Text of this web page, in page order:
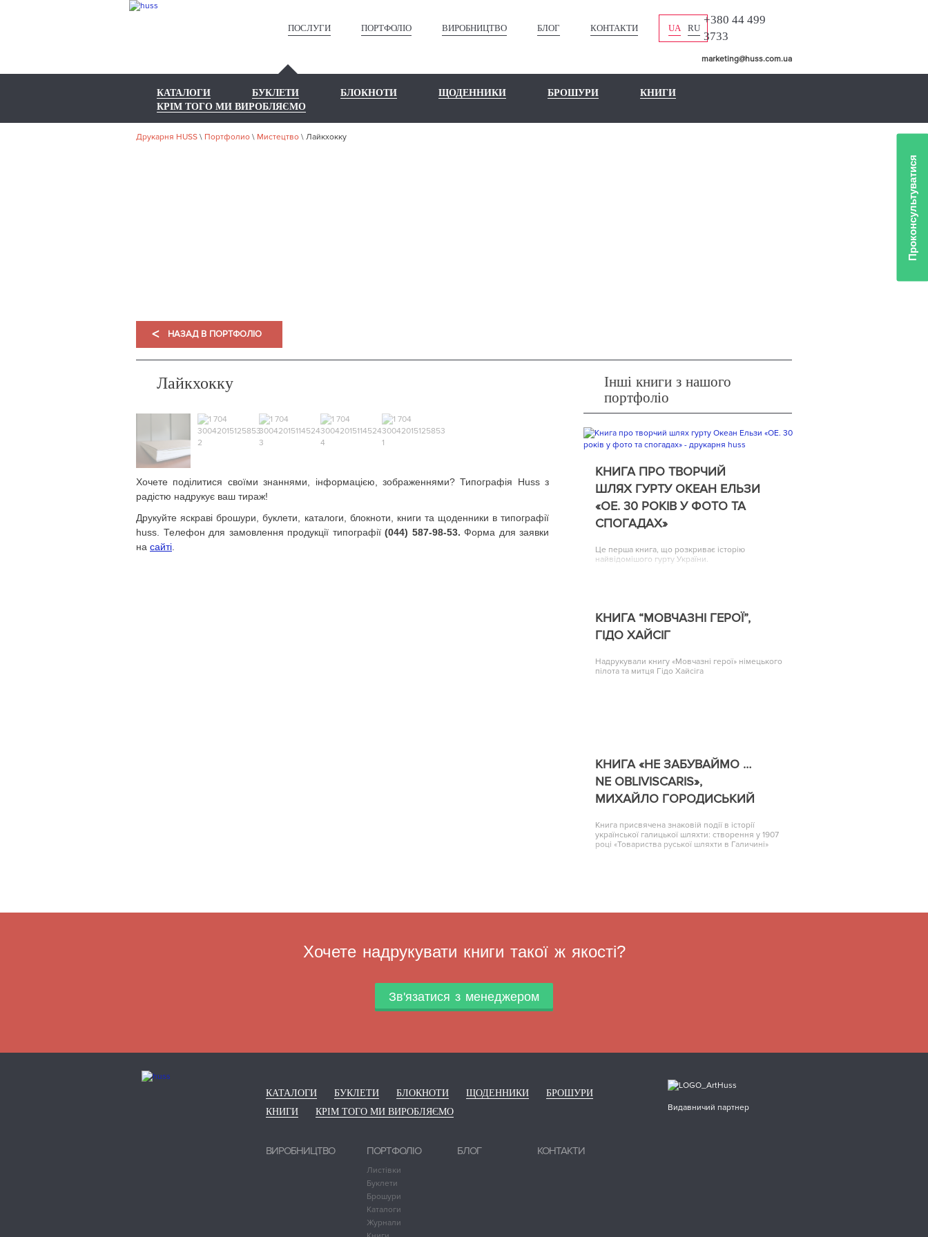
ПОСЛУГИ ПОРТФОЛІО ВИРОБНИЦТВО БЛОГ КОНТАКТИ UA RU
+380 44 499
3733
marketing@huss.com.ua
КАТАЛОГИ БУКЛЕТИ БЛОКНОТИ ЩОДЕННИКИ БРОШУРИ
КНИГИ
КРІМ ТОГО МИ ВИРОБЛЯЄМО
Друкарня HUSS \ Портфолио \ Мистецтво \ Лайкхокку
< НАЗАД В ПОРТФОЛІО
Лайкхокку
Хочете поділитися своїми знаннями, інформацією, зображеннями? Типографія Huss з
радістю надрукує ваш тираж!
Друкуйте яскраві брошури, буклети, каталоги, блокноти, книги та щоденники в типографії
huss. Телефон для замовлення продукції типографії(044) 587-98-53. Форма для заявки
на сайті
Інші книги з нашого
портфоліо
КНИГА ПРО ТВОРЧИЙ
ШЛЯХ ГУРТУ ОКЕАН ЕЛЬЗИ
«ОЕ. 30 РОКІВ У ФОТО ТА
СПОГАДАХ»
Це перша книга, що розкриває історію
найвідомішого гурту України.
КНИГА “МОВЧАЗНІ ГЕРОЇ”,
ГІДО ХАЙСІГ
Надрукували книгу «Мовчазні герої» німецького
пілота та митця Гідо Хайсіга
КНИГА «НЕ ЗАБУВАЙМО …
NE OBLIVISCARIS»,
МИХАЙЛО ГОРОДИСЬКИЙ
Книга присвячена знаковій події в історії
української галицької шляхти: створення у 1907
році «Товариства руської шляхти в Галичині»
Хочете надрукувати книги такої ж якості?
Зв'язатися з менеджером
Проконсультуватися
КАТАЛОГИ БУКЛЕТИ БЛОКНОТИ ЩОДЕННИКИ
БРОШУРИ
КНИГИ
КРІМ ТОГО МИ ВИРОБЛЯЄМО
ВИРОБНИЦТВО ПОРТФОЛІО
Листівки
Буклети
Брошури
Каталоги
Журнали
БЛОГ КОНТАКТИ
Видавничий партнер